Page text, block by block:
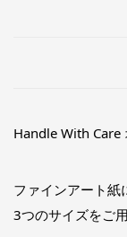
Handle With Care
ファインアート紙
3つのサイズをご